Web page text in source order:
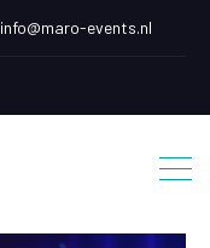
info@maro-events.nl